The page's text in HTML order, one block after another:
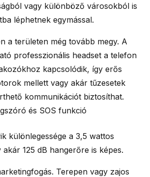
vagy különböző városokból is
léphetnek egymással.
a területen még tovább megy. A
professzionális headset a telefon
kapcsolódik, így erős
mellett vagy akár tűzesetek
kommunikációt biztosíthat.
és SOS funkció
különlegessége a 3,5 wattos
125 dB hangerőre is képes.
Terepen vagy zajos